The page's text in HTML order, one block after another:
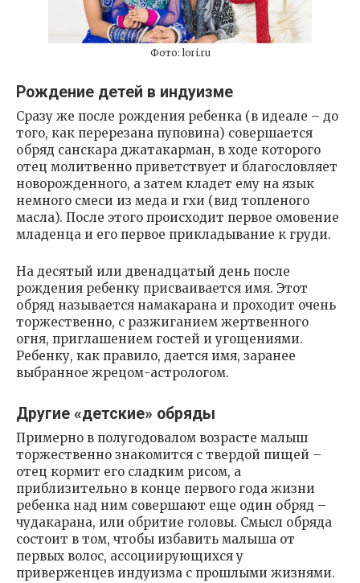
Фото: lori.ru
Рождение детей в индуизме
Сразу же после рождения ребенка (в идеале – до
того, как перерезана пуповина) совершается
обряд санскара джатакарман, в ходе которого
отец молитвенно приветствует и благословляет
новорожденного, а затем кладет ему на язык
немного смеси из меда и гхи (вид топленого
масла). После этого происходит первое омовение
младенца и его первое прикладывание к груди.
На десятый или двенадцатый день после
рождения ребенку присваивается имя. Этот
обряд называется намакарана и проходит очень
торжественно, с разжиганием жертвенного
огня, приглашением гостей и угощениями.
Ребенку, как правило, дается имя, заранее
выбранное жрецом-астрологом.
Другие «детские» обряды
Примерно в полугодовалом возрасте малыш
торжественно знакомится с твердой пищей –
отец кормит его сладким рисом, а
приблизительно в конце первого года жизни
ребенка над ним совершают еще один обряд –
чудакарана, или обритие головы. Смысл обряда
состоит в том, чтобы избавить малыша от
первых волос, ассоциирующихся у
приверженцев индуизма с прошлыми жизнями.